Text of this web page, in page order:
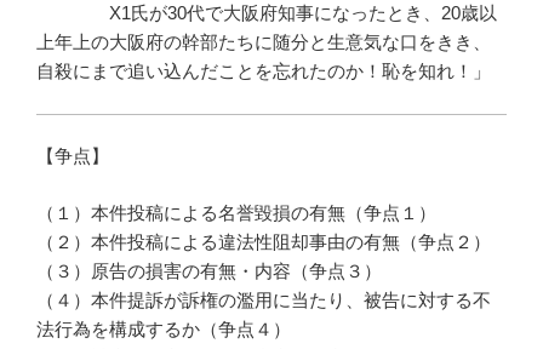
X1氏が30代で大阪府知事になったとき、20歳以
上年上の大阪府の幹部たちに随分と生意気な口をきき、
自殺にまで追い込んだことを忘れたのか！恥を知れ！」
【争点】
（１）本件投稿による名誉毀損の有無（争点１）
（２）本件投稿による違法性阻却事由の有無（争点２）
（３）原告の損害の有無・内容（争点３）
（４）本件提訴が訴権の濫用に当たり、被告に対する不
法行為を構成するか（争点４）